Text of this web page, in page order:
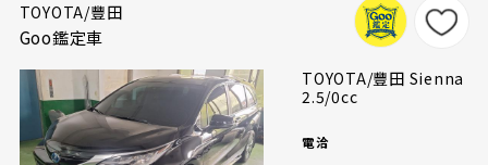
TOYOTA/豐田
Goo鑑定車
TOYOTA/豐田 Sienna
2.5/0cc
電洽